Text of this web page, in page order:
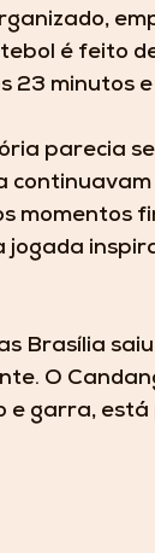
é feito
23 minutos
parecia
momentos
jogada
Brasília
O
garra,